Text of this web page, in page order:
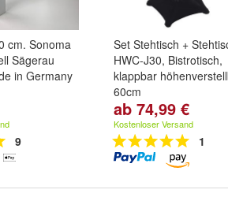
cm. Sonoma
Sägerau
in Germany
9
Set Stehtisch +
HWC-J30, Bistrotisch,
klappbar
60cm
Variante:Husse schwarz
Husse weiß,Husse
beigeundweitere ...
ab 74,99 €
Kostenloser Versand
1